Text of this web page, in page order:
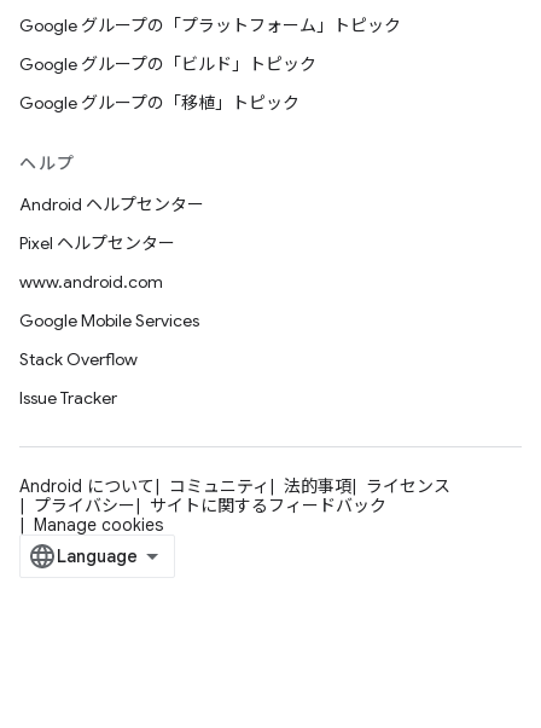
Google グループの「プラットフォーム」トピック
Google グループの「ビルド」トピック
Google グループの「移植」トピック
ヘルプ
Android ヘルプセンター
Pixel ヘルプセンター
www.android.com
Google Mobile Services
Stack Overflow
Issue Tracker
Android について コミュニティ 法的事項
ライセンス
プライバシー
サイトに関するフィードバック
Manage cookies